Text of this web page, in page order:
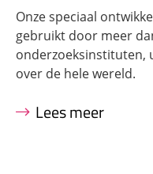
Onze speciaal
gebruikt door meer
onderzoeksinstituten,
over de hele wereld.
Lees meer